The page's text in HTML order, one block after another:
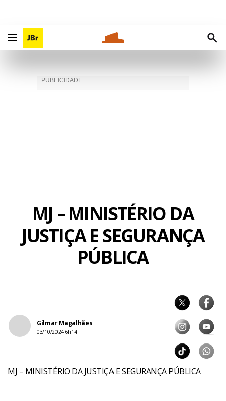
MJ – MINISTÉRIO DA
JUSTIÇA E SEGURANÇA
PÚBLICA
Gilmar Magalhães
03/10/2024 6h14
MJ – MINISTÉRIO DA JUSTIÇA E SEGURANÇA PÚBLICA